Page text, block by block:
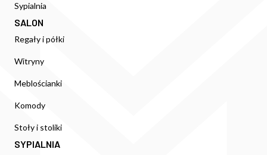
Sypialnia
SALON
Regały i półki
Witryny
Meblościanki
Komody
Stoły i stoliki
SYPIALNIA